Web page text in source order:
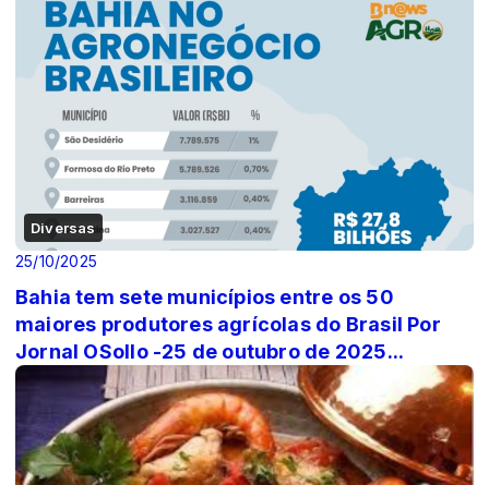
Diversas
25/10/2025
Bahia tem sete municípios entre os 50
maiores produtores agrícolas do Brasil Por
Jornal OSollo -25 de outubro de 2025...